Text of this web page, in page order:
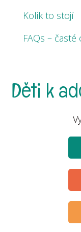
Kolik to stojí
FAQs – časté
Děti k